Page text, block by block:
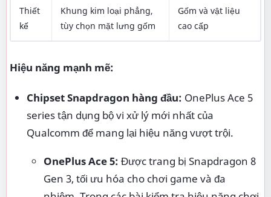
Thiết
kế
Khung kim loại phẳng,
tùy chọn mặt lưng gốm
Gốm và vật liệu
cao cấp
Hiệu năng mạnh mẽ:
Chipset Snapdragon hàng đầu: OnePlus Ace 5
series tận dụng bộ vi xử lý mới nhất của
Qualcomm để mang lại hiệu năng vượt trội.
OnePlus Ace 5: Được trang bị Snapdragon 8
Gen 3, tối ưu hóa cho chơi game và đa